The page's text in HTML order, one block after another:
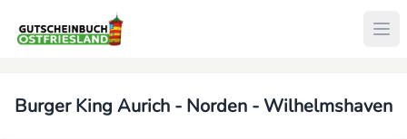
Burger King Aurich - Norden - Wilhelmshaven